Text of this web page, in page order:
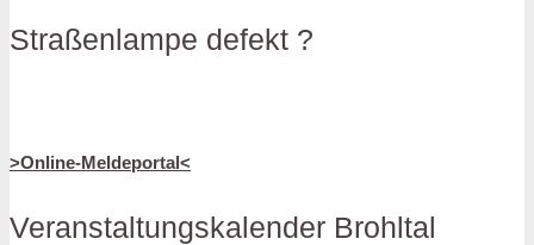
Straßenlampe defekt ?
>Online-Meldeportal<
Veranstaltungskalender Brohltal